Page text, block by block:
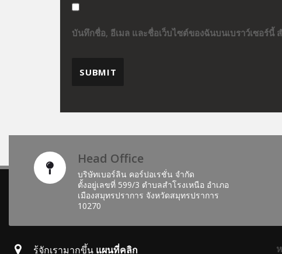
บันทึกชื่อ, อีเมล และชื่อเว็บไซต์ของฉันบนเบราว์เซอร์นี้
Head Office
บริษัทเบอร์ลิน คอร์ปอเรชั่น จำกัด
ตั้งอยู่เลขที่ 599/3 ตำบลสำโรงเหนือ อำเภอ
เมืองสมุทรปราการ จังหวัดสมุทรปราการ
10270
รู้จักเรามากขึ้น แผนที่คลิก